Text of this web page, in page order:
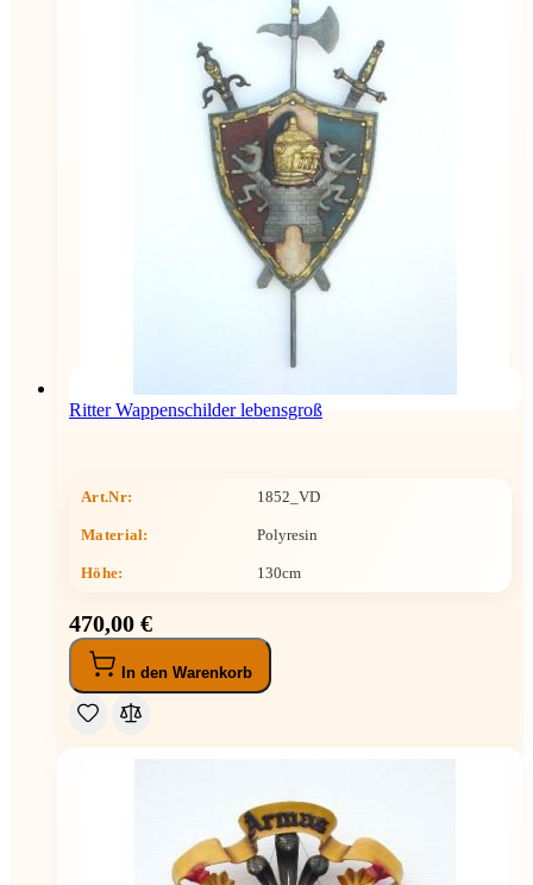
Ritter Wappenschilder lebensgroß
Art.Nr: 1852_VD
Material: Polyresin
Höhe: 130cm
470,00 €
In den Warenkorb